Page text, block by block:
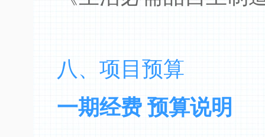
八、项目预算
一期经费 预算说明